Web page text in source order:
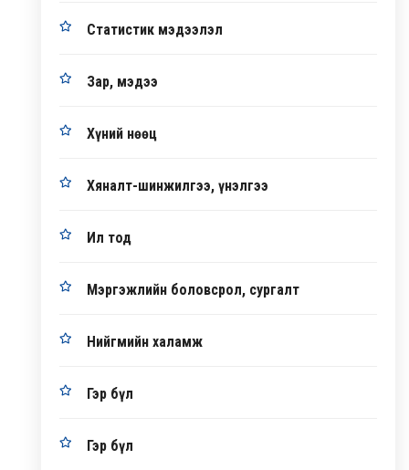
Статистик мэдээлэл
Зар, мэдээ
Хүний нөөц
Хяналт-шинжилгээ, үнэлгээ
Ил тод
Мэргэжлийн боловсрол, сургалт
Нийгмийн халамж
Гэр бүл
Гэр бүл